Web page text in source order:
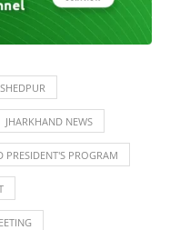
JHARKHAND NEWS
PRESIDENT'S PROGRAM